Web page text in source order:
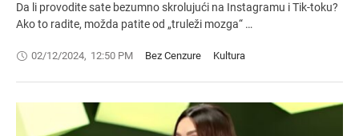
Da li provodite sate bezumno skrolujući na Instagramu i Tik-toku?
Ako to radite, možda patite od „truleži mozga“ …
02/12/2024, 12:50 PM Bez Cenzure Kultura